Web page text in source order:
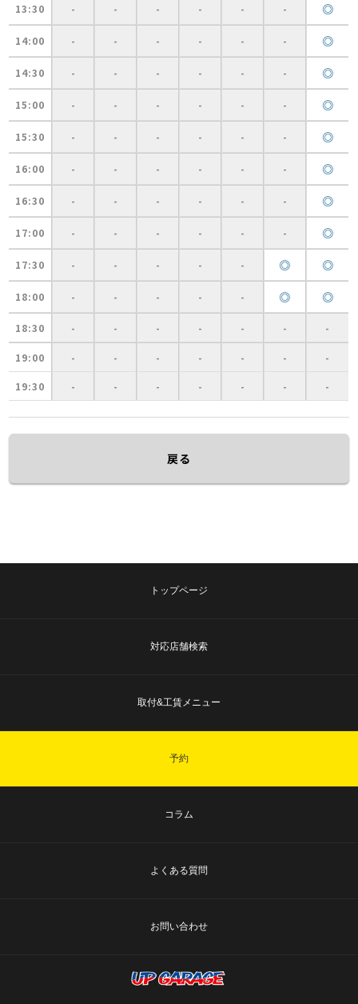
13:30 - - - - - - ◎
14:00 - - - - - - ◎
14:30 - - - - - - ◎
15:00 - - - - - - ◎
15:30 - - - - - - ◎
16:00 - - - - - - ◎
16:30 - - - - - - ◎
17:00 - - - - - - ◎
17:30 - - - - - ◎ ◎
18:00 - - - - - ◎ ◎
18:30 - - - - - - -
19:00 - - - - - - -
19:30 - - - - - - -
戻る
トップページ
対応店舗検索
取付&工賃メニュー
予約
コラム
よくある質問
お問い合わせ